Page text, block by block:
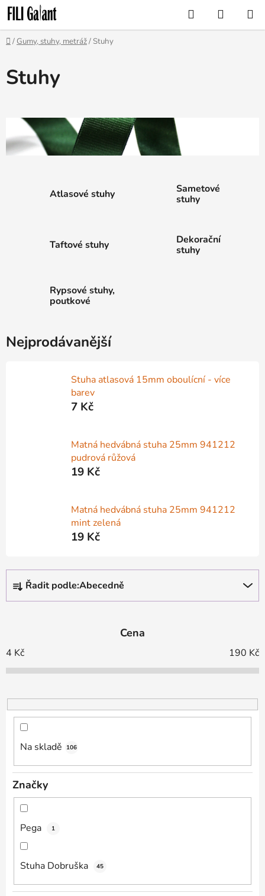
Přejít
na
obsah
Hledat
KOŠÍK
Domů
/ Gumy, stuhy, metráž/ Stuhy
Stuhy
Atlasové stuhy
Sametové
stuhy
Taftové stuhy
Dekorační
stuhy
Rypsové stuhy,
poutkové
Nejprodávanější
Stuha atlasová 15mm oboulícní - více
barev
7 Kč
Matná hedvábná stuha 25mm 941212
pudrová růžová
19 Kč
Matná hedvábná stuha 25mm 941212
mint zelená
19 Kč
z
í
p
o
d
ů
Řadit podle:Abecedně
Cena
4 Kč 190 Kč
Na skladě 106
Značky
Pega 1
Stuha Dobruška 45